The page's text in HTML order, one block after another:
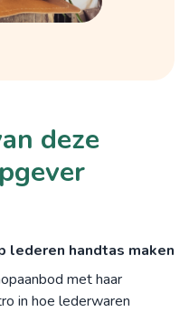
deze
lederen handtas maken
met haar
in hoe lederwaren